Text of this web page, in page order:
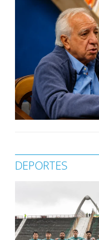
DEPORTES